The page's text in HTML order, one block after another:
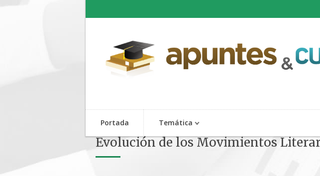
Portada Temática
Evolución de los Movimientos